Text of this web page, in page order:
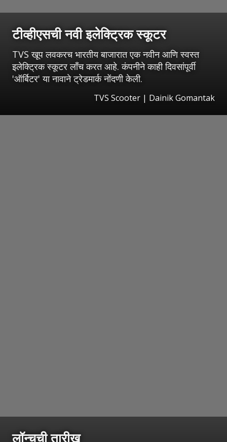
टीव्हीएसची नवी इलेक्ट्रिक स्कूटर
TVS खूप लवकरच भारतीय बाजारात एक नवीन आणि स्वस्त
इलेक्ट्रिक स्कूटर लाँच करत आहे. कंपनीने काही दिवसांपूर्वी
'ऑर्बिटर' या नावाने ट्रेडमार्क नोंदणी केली.
TVS Scooter | Dainik Gomantak
लॉन्चची तारीख